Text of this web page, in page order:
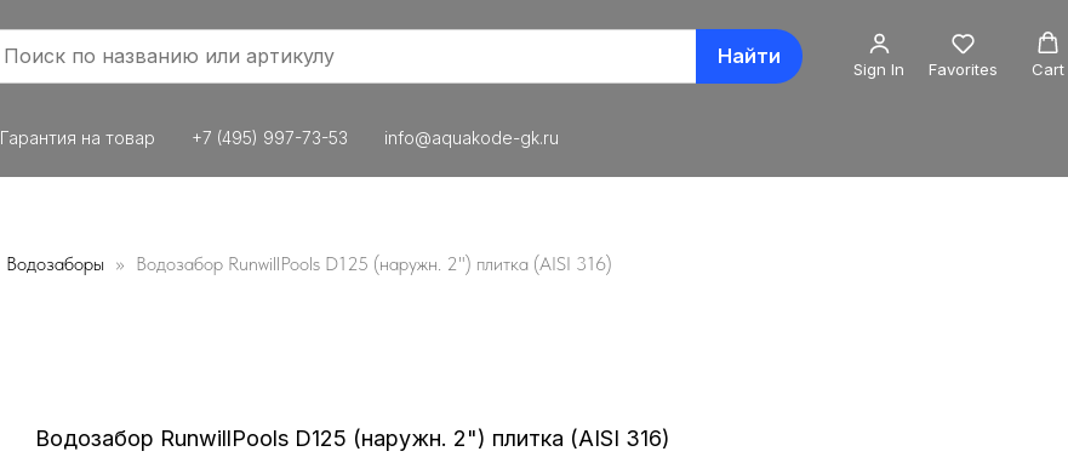
Найти
Sign In Favorites Cart
Гарантия на товар +7 (495) 997-73-53 info@aquakode-gk.ru
Водозаборы Водозабор RunwillPools D125 (наружн. 2") плитка (AISI 316)
Водозабор RunwillPools D125 (наружн. 2") плитка (AISI 316)